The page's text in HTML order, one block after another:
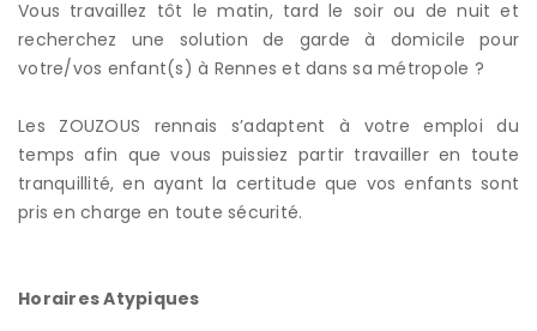
Vous travaillez tôt le matin, tard le soir ou de nuit et
recherchez une solution de garde à domicile pour
votre/vos enfant(s) à Rennes et dans sa métropole ?
Les ZOUZOUS rennais s’adaptent à votre emploi du
temps afin que vous puissiez partir travailler en toute
tranquillité, en ayant la certitude que vos enfants sont
pris en charge en toute sécurité.
Horaires Atypiques